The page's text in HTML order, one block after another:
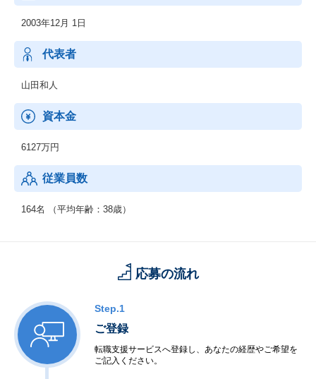
のITハードウェアに対して、
EOSLメーカー保守終了後も保守延長するサービスをご提供致しま
す。
また、資産ユーザー直接のお取引だけでなく、SI企業やIT運用・IT
ソリューション企業の下、
期利用をお支え致します。
2003年12月 1日
代表者
山田和人
資本金
6127万円
従業員数
164名 （平均年齢：38歳）
応募の流れ
Step.1
ご登録
転職支援サービスへ登録し、あなたの経歴やご希望を
ご記入ください。